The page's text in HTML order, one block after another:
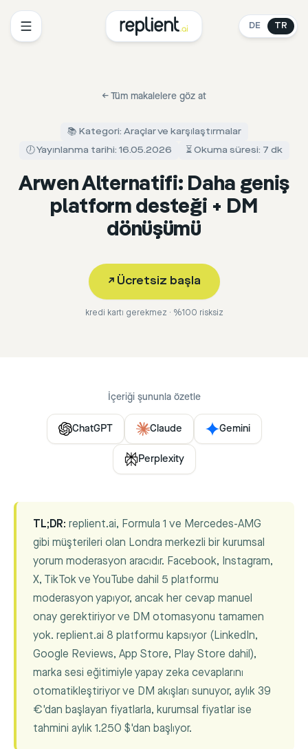
DE TR
←Tüm makalelere göz at
📚 Kategori: Araçlar ve karşılaştırmalar
🕖 Yayınlanma tarihi: 16.05.2026
⏳ Okuma süresi: 7 dk
Arwen Alternatifi: Daha geniş
platform desteği + DM
dönüşümü
↗ Ücretsiz başla
kredi kartı gerekmez · %100 risksiz
İçeriği şununla özetle
ChatGPT Claude Gemini
Perplexity
TL;DR: replient.ai, Formula 1 ve Mercedes-AMG
gibi müşterileri olan Londra merkezli bir kurumsal
yorum moderasyon aracıdır. Facebook, Instagram,
X, TikTok ve YouTube dahil 5 platformu
moderasyon yapıyor, ancak her cevap manuel
onay gerektiriyor ve DM otomasyonu tamamen
yok. replient.ai 8 platformu kapsıyor (LinkedIn,
Google Reviews, App Store, Play Store dahil),
marka sesi eğitimiyle yapay zeka cevaplarını
otomatikleştiriyor ve DM akışları sunuyor, aylık 39
€'dan başlayan fiyatlarla, kurumsal fiyatlar ise
tahmini aylık 1.250 $'dan başlıyor.